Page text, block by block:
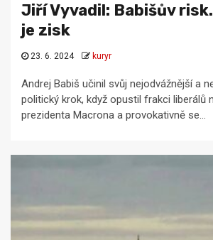
Jiří Vyvadil: Babišův
je zisk
23. 6. 2024 kuryr
Andrej Babiš učinil svůj nejodvážnější a
politický krok, když opustil frakci liberálů
prezidenta Macrona a provokativně se...